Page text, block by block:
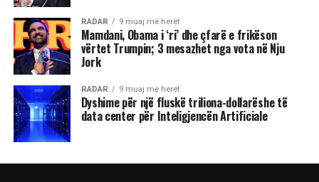
RADAR 9 muaj më herët
Mamdani, Obama i ‘ri’ dhe çfarë e frikëson
vërtet Trumpin; 3 mesazhet nga vota në Nju
Jork
RADAR 9 muaj më herët
Dyshime për një fluskë triliona-dollarëshe të
data center për Inteligjencën Artificiale